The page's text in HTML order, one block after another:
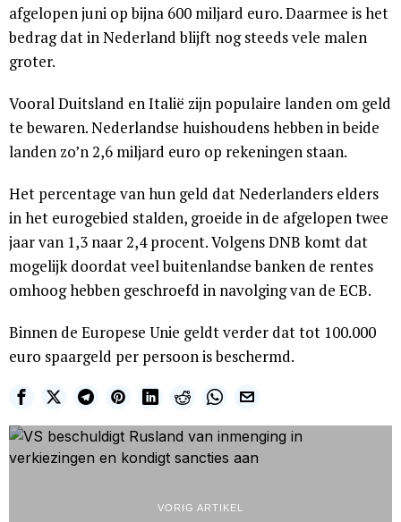
afgelopen juni op bijna 600 miljard euro. Daarmee is het
bedrag dat in Nederland blijft nog steeds vele malen
groter.
Vooral Duitsland en Italië zijn populaire landen om geld
te bewaren. Nederlandse huishoudens hebben in beide
landen zo’n 2,6 miljard euro op rekeningen staan.
Het percentage van hun geld dat Nederlanders elders
in het eurogebied stalden, groeide in de afgelopen twee
jaar van 1,3 naar 2,4 procent. Volgens DNB komt dat
mogelijk doordat veel buitenlandse banken de rentes
omhoog hebben geschroefd in navolging van de ECB.
Binnen de Europese Unie geldt verder dat tot 100.000
euro spaargeld per persoon is beschermd.
VORIG ARTIKEL